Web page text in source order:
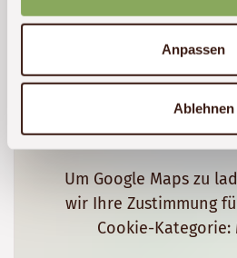
Anpassen
Ablehnen
Unterkunft
Um Google Maps zu
wir Ihre Zustimmung
Cookie-Kategorie: